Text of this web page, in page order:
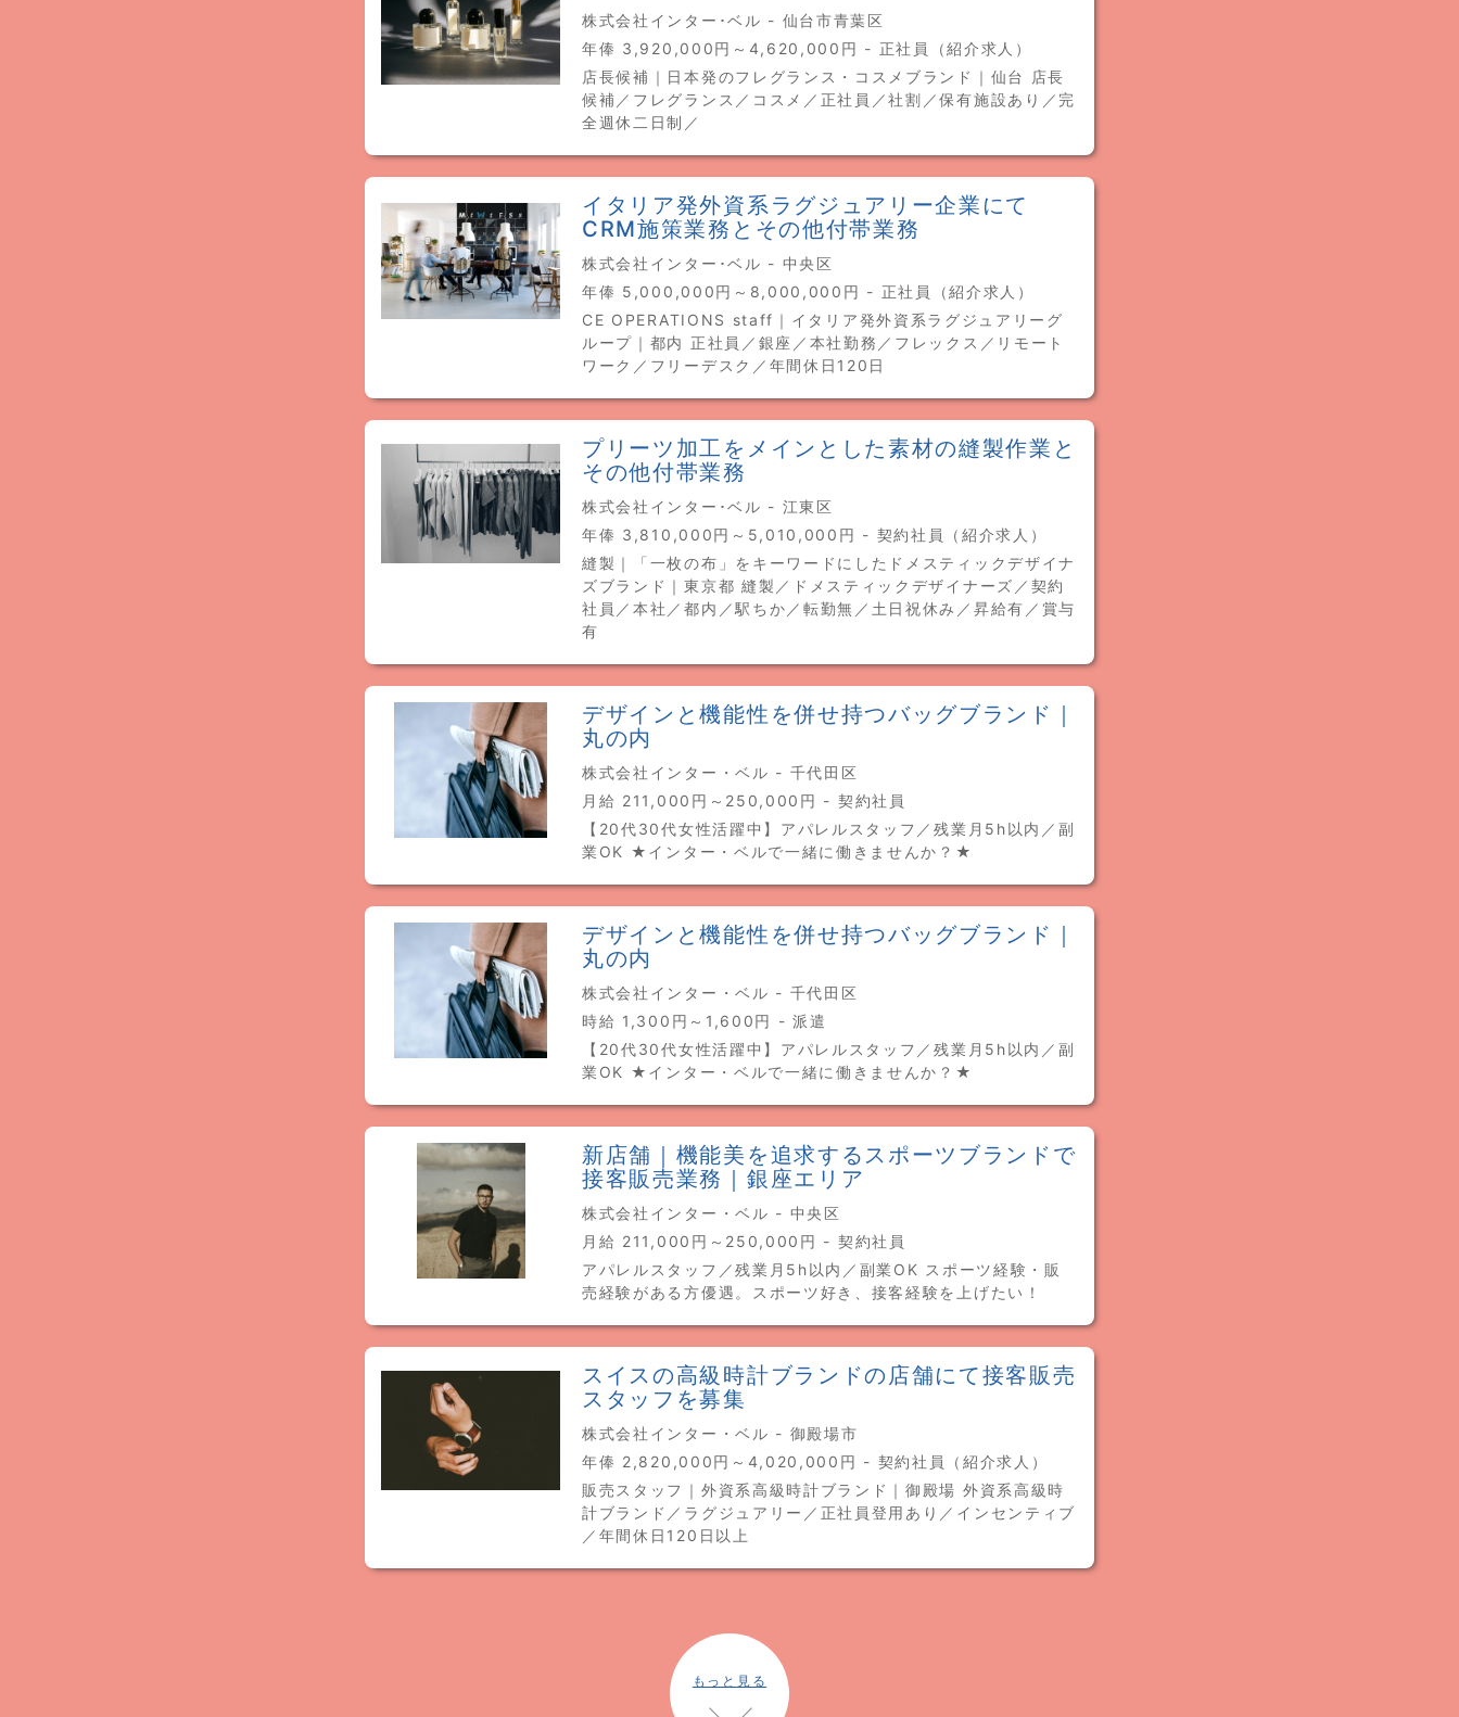
株式会社インター･ベル - 仙台市青葉区
年俸 3,920,000円～4,620,000円 - 正社員（紹介求人）
店長候補｜日本発のフレグランス・コスメブランド｜仙台 店長
候補／フレグランス／コスメ／正社員／社割／保有施設あり／完
全週休二日制／
イタリア発外資系ラグジュアリー企業にて
CRM施策業務とその他付帯業務
株式会社インター･ベル - 中央区
年俸 5,000,000円～8,000,000円 - 正社員（紹介求人）
CE OPERATIONS staff｜イタリア発外資系ラグジュアリーグ
ループ｜都内 正社員／銀座／本社勤務／フレックス／リモート
ワーク／フリーデスク／年間休日120日
プリーツ加工をメインとした素材の縫製作業と
その他付帯業務
株式会社インター･ベル - 江東区
年俸 3,810,000円～5,010,000円 - 契約社員（紹介求人）
縫製｜「一枚の布」をキーワードにしたドメスティックデザイナ
ズブランド｜東京都 縫製／ドメスティックデザイナーズ／契約
社員／本社／都内／駅ちか／転勤無／土日祝休み／昇給有／賞与
有
デザインと機能性を併せ持つバッグブランド｜
丸の内
株式会社インター・ベル - 千代田区
月給 211,000円～250,000円 - 契約社員
【20代30代女性活躍中】アパレルスタッフ／残業月5h以内／副
業OK ★インター・ベルで一緒に働きませんか？★
デザインと機能性を併せ持つバッグブランド｜
丸の内
株式会社インター・ベル - 千代田区
時給 1,300円～1,600円 - 派遣
【20代30代女性活躍中】アパレルスタッフ／残業月5h以内／副
業OK ★インター・ベルで一緒に働きませんか？★
新店舗｜機能美を追求するスポーツブランドで
接客販売業務｜銀座エリア
株式会社インター・ベル - 中央区
月給 211,000円～250,000円 - 契約社員
アパレルスタッフ／残業月5h以内／副業OK スポーツ経験・販
売経験がある方優遇。スポーツ好き、接客経験を上げたい！
スイスの高級時計ブランドの店舗にて接客販売
スタッフを募集
株式会社インター・ベル - 御殿場市
年俸 2,820,000円～4,020,000円 - 契約社員（紹介求人）
販売スタッフ｜外資系高級時計ブランド｜御殿場 外資系高級時
計ブランド／ラグジュアリー／正社員登用あり／インセンティブ
／年間休日120日以上
もっと見る